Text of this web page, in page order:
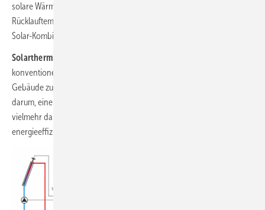
solare Wärmepotenziale über die klassische
Rücklauftemperaturhochhaltung oder ausgeklügelte Ladesysteme am
Solar-­Kombispeicher hinaus nutzen zu können.
Solarthermie
konventionellen Solarthermieanlage zu überwinden und auf das
Gebäude zu erweitern. Denn es geht nicht nur (wenn auch primär)
darum, einen Solar-Kombispeicher thermisch zu beladen, sondern
vielmehr darum, den Wohn- bzw. Aufenthaltsraum des Menschen
energieeffizient und nachhaltig zu temperieren.